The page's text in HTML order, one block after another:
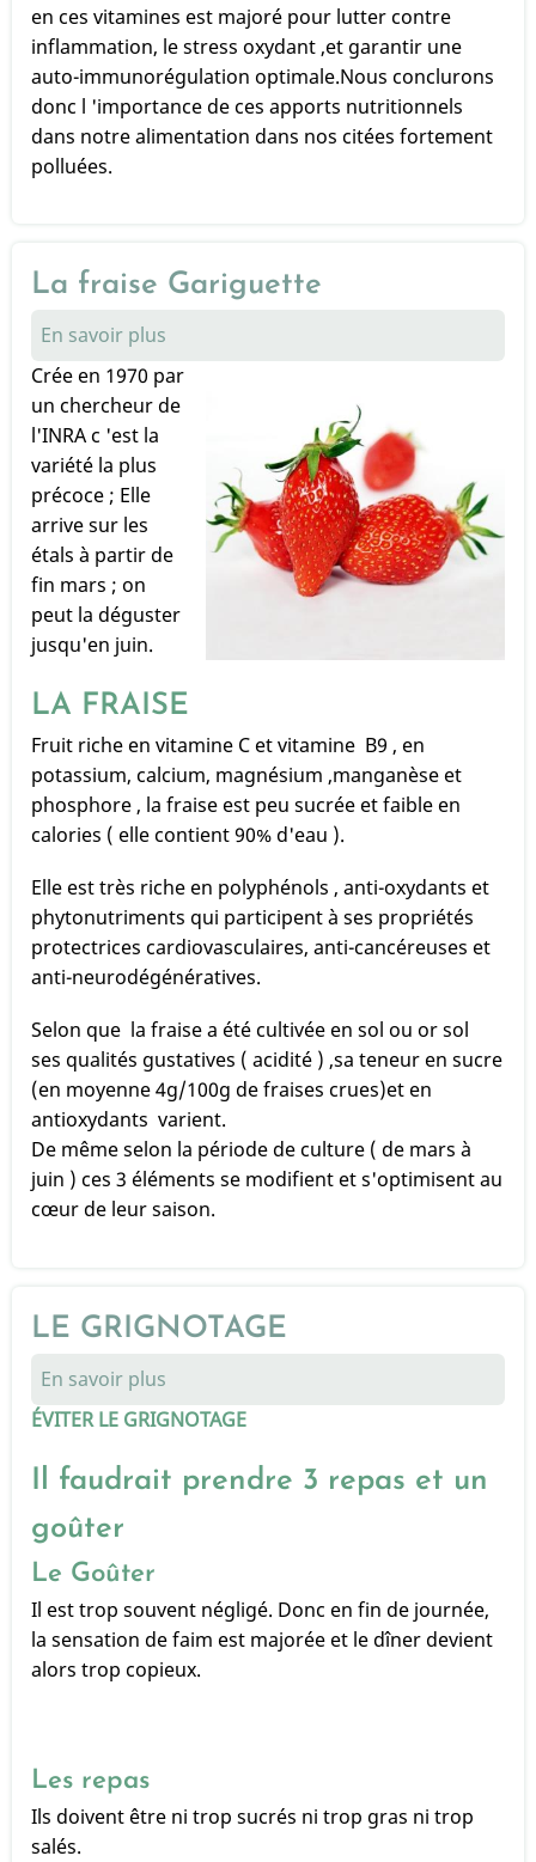
microparticules
en ces vitamines est majoré pour lutter contre
inflammation, le stress oxydant ,et garantir une
auto-immunorégulation optimale.Nous conclurons
donc l 'importance de ces apports nutritionnels
dans notre alimentation dans nos citées fortement
polluées.
La fraise Gariguette
En savoir plus
fraise
Crée en 1970 par
un chercheur de
l'INRA c 'est la
variété la plus
précoce ; Elle
arrive sur les
étals à partir de
fin mars ; on
peut la déguster
jusqu'en juin.
LA FRAISE
Fruit riche en vitamine C et vitamine B9 , en
potassium, calcium, magnésium ,manganèse et
phosphore , la fraise est peu sucrée et faible en
calories ( elle contient 90% d'eau ).
Elle est très riche en polyphénols , anti-oxydants et
phytonutriments qui participent à ses propriétés
protectrices cardiovasculaires, anti-cancéreuses et
anti-neurodégénératives.
Selon que la fraise a été cultivée en sol ou or sol
ses qualités gustatives ( acidité ) ,sa teneur en sucre
(en moyenne 4g/100g de fraises crues)et en
antioxydants varient.
De même selon la période de culture ( de mars à
juin ) ces 3 éléments se modifient et s'optimisent au
cœur de leur saison.
LE GRIGNOTAGE
En savoir plus
LE
ÉVITER LE GRIGNOTAGE
Il faudrait prendre 3 repas et un
goûter
Le Goûter
Il est trop souvent négligé. Donc en fin de journée,
la sensation de faim est majorée et le dîner devient
alors trop copieux.
Les repas
Ils doivent être ni trop sucrés ni trop gras ni trop
salés.